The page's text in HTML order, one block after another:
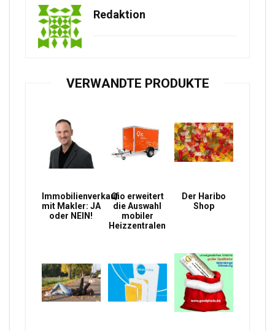
Redaktion
VERWANDTE PRODUKTE
Immobilienverkauf
mit Makler: JA
oder NEIN!
Qio erweitert
die Auswahl
mobiler
Heizzentralen
Der Haribo
Shop